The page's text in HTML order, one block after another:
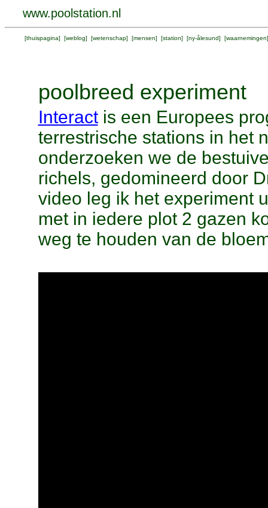
www.poolstation.nl
[thuispagina] [weblog] [wetenschap] [mensen] [station] [ny-ålesund] [waarnemingen
poolbreed experiment
Interactis een Europees
terrestrische stations in het
onderzoeken we de
richels, gedomineerd door
video leg ik het experiment
met in iedere plot 2 gazen
weg te houden van de